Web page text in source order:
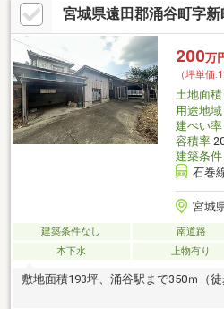
宮城県遠田郡涌谷町字新
200万
（坪単価
土地面積
用途地域
建ぺい率
容積率
建築条件
石巻
宮城
建築条件なし 南道路
本下水
上物有り
敷地面積193坪、涌谷駅まで350ｍ（